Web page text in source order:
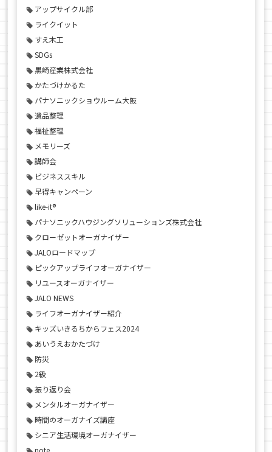
アップサイクル部
ライクイット
すえ木工
SDGs
黒崎産業株式会社
かたづけかるた
パナソニックショウルーム大阪
遺品整理
福祉整理
メモリーズ
講師会
ビジネススキル
早得キャンペーン
like-it®
パナソニックハウジングソリューションズ株式会社
クローゼットオーガナイザー
JALOロードマップ
ピックアップライフオーガナイザー
リユースオーガナイザー
JALO NEWS
ライフオーガナイザー紹介
キッズいきるちからフェス2024
あいうえおかたづけ
防災
2級
振り返り会
メンタルオーガナイザー
時間のオーガナイズ講座
シニア生活環境オーガナイザー